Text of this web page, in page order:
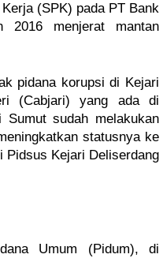
(SPK) pada PT Bank
2016 menjerat mantan
pidana korupsi di Kejari
(Cabjari) yang ada di
sudah melakukan
statusnya ke
Pidsus Kejari Deliserdang
Umum (Pidum), di